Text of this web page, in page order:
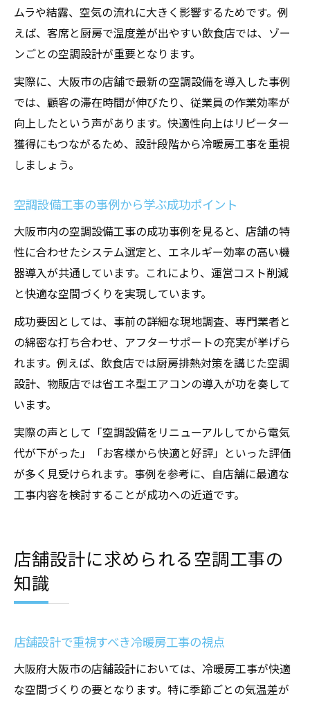
ムラや結露、空気の流れに大きく影響するためです。例
えば、客席と厨房で温度差が出やすい飲食店では、ゾー
ンごとの空調設計が重要となります。
実際に、大阪市の店舗で最新の空調設備を導入した事例
では、顧客の滞在時間が伸びたり、従業員の作業効率が
向上したという声があります。快適性向上はリピーター
獲得にもつながるため、設計段階から冷暖房工事を重視
しましょう。
空調設備工事の事例から学ぶ成功ポイント
大阪市内の空調設備工事の成功事例を見ると、店舗の特
性に合わせたシステム選定と、エネルギー効率の高い機
器導入が共通しています。これにより、運営コスト削減
と快適な空間づくりを実現しています。
成功要因としては、事前の詳細な現地調査、専門業者と
の綿密な打ち合わせ、アフターサポートの充実が挙げら
れます。例えば、飲食店では厨房排熱対策を講じた空調
設計、物販店では省エネ型エアコンの導入が功を奏して
います。
実際の声として「空調設備をリニューアルしてから電気
代が下がった」「お客様から快適と好評」といった評価
が多く見受けられます。事例を参考に、自店舗に最適な
工事内容を検討することが成功への近道です。
店舗設計に求められる空調工事の
知識
店舗設計で重視すべき冷暖房工事の視点
大阪府大阪市の店舗設計においては、冷暖房工事が快適
な空間づくりの要となります。特に季節ごとの気温差が